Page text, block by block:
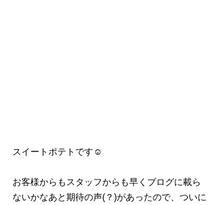
スイートポテトです☺️
お客様からもスタッフからも早くブログに載ら
ないかなあと期待の声(？)があったので、ついに